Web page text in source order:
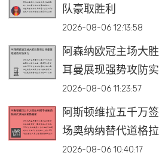
队豪取胜利
2026-08-06 12:13:58
阿森纳欧冠主场大
耳曼展现强势攻防
2026-08-06 11:23:57
阿斯顿维拉五千万
场奥纳纳替代道格
2026-08-06 10:40:17